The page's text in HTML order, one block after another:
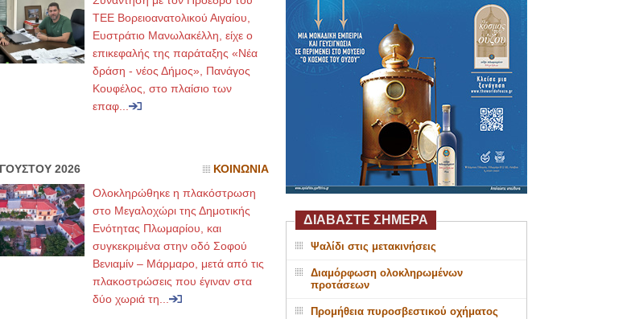
ΤΕΕ Βορειοανατολικού Αιγαίου,
Ευστράτιο Μανωλακέλλη, είχε ο
επικεφαλής της παράταξης «Νέα
δράση - νέος Δήμος», Πανάγος
Κουφέλος, στο πλαίσιο των
επαφ...
2026 ΚΟΙΝΩΝΙΑ
Ολοκληρώθηκε η πλακόστρωση
στο Μεγαλοχώρι της Δημοτικής
Ενότητας Πλωμαρίου, και
συγκεκριμένα στην οδό Σοφού
Βενιαμίν – Μάρμαρο, μετά από τις
πλακοστρώσεις που έγιναν στα
δύο χωριά τη...
ΔΙΑΒΑΣΤΕ ΣΗΜΕΡΑ
Ψαλίδι στις μετακινήσεις
Διαμόρφωση ολοκληρωμένων
προτάσεων
Προμήθεια πυροσβεστικού οχήματος